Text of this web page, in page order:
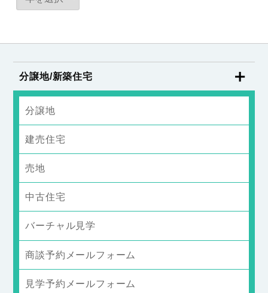
分譲地/新築住宅
分譲地
建売住宅
売地
中古住宅
バーチャル見学
商談予約メールフォーム
見学予約メールフォーム